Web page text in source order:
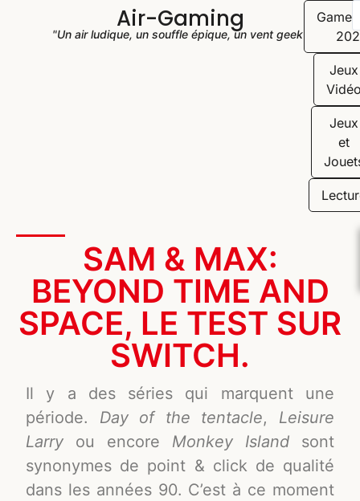
Air-Gaming
"Un air ludique, un souffle épique, un vent geek"
Jeux
Jeux
et
SAM & MAX:
BEYOND TIME AND
SPACE, LE TEST SUR
SWITCH.
Il y a des séries qui marquent une
période. Day of the tentacle, Leisure
Larry ou encore Monkey Islandsont
synonymes de point & click de qualité
dans les années 90. C’est à ce moment